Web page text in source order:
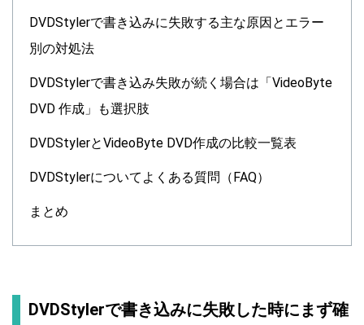
DVDStylerで書き込みに失敗する主な原因とエラー
別の対処法
DVDStylerで書き込み失敗が続く場合は「VideoByte
DVD 作成」も選択肢
DVDStylerとVideoByte DVD作成の比較一覧表
DVDStylerについてよくある質問（FAQ）
まとめ
DVDStylerで書き込みに失敗した時にまず確